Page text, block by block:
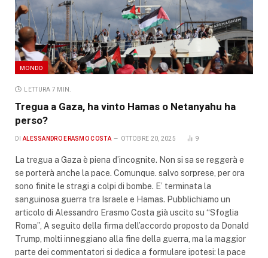
MONDO
LETTURA 7 MIN.
Tregua a Gaza, ha vinto Hamas o Netanyahu ha
perso?
DI ALESSANDRO ERASMO COSTA OTTOBRE 20, 2025 9
La tregua a Gaza è piena d’incognite. Non si sa se reggerà e
se porterà anche la pace. Comunque. salvo sorprese, per ora
sono finite le stragi a colpi di bombe. E’ terminata la
sanguinosa guerra tra Israele e Hamas. Pubblichiamo un
articolo di Alessandro Erasmo Costa già uscito su “Sfoglia
Roma”, A seguito della firma dell’accordo proposto da Donald
Trump, molti inneggiano alla fine della guerra, ma la maggior
parte dei commentatori si dedica a formulare ipotesi: la pace